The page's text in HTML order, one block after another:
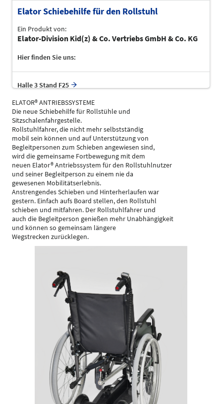
Elator Schiebehilfe für den Rollstuhl
Ein Produkt von:
Elator-Division Kid(z) & Co. Vertriebs GmbH & Co. KG
Hier finden Sie uns:
Halle 3 Stand F25
ELATOR® ANTRIEBSSYSTEME
Die neue Schiebehilfe für Rollstühle und
Sitzschalenfahrgestelle.
Rollstuhlfahrer, die nicht mehr selbstständig
mobil sein können und auf Unterstützung von
Begleitpersonen zum Schieben angewiesen sind,
wird die gemeinsame Fortbewegung mit dem
neuen Elator® Antriebssystem für den Rollstuhlnutzer
und seiner Begleitperson zu einem nie da
gewesenen Mobilitätserlebnis.
Anstrengendes Schieben und Hinterherlaufen war
gestern. Einfach aufs Board stellen, den Rollstuhl
schieben und mitfahren. Der Rollstuhlfahrer und
auch die Begleitperson genießen mehr Unabhängigkeit
und können so gemeinsam längere
Wegstrecken zurücklegen.